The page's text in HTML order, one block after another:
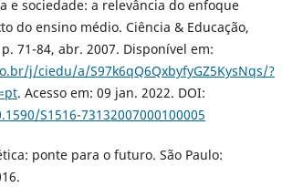
e sociedade: a relevância do enfoque
do ensino médio. Ciência & Educação,
71-84, abr. 2007. Disponível em:
j/ciedu/a/S97k6qQ6QxbyfyGZ5KysNqs/?
. Acesso em: 09 jan. 2022. DOI:
S1516-73132007000100005
ponte para o futuro. São Paulo: